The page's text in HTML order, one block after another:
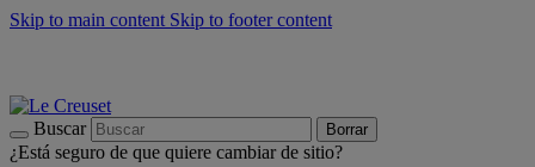
Skip to main content Skip to footer content
Buscar Borrar
¿Está seguro de que quiere cambiar de sitio?